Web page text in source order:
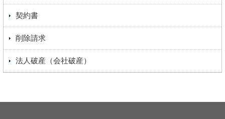
契約書
削除請求
法人破産（会社破産）